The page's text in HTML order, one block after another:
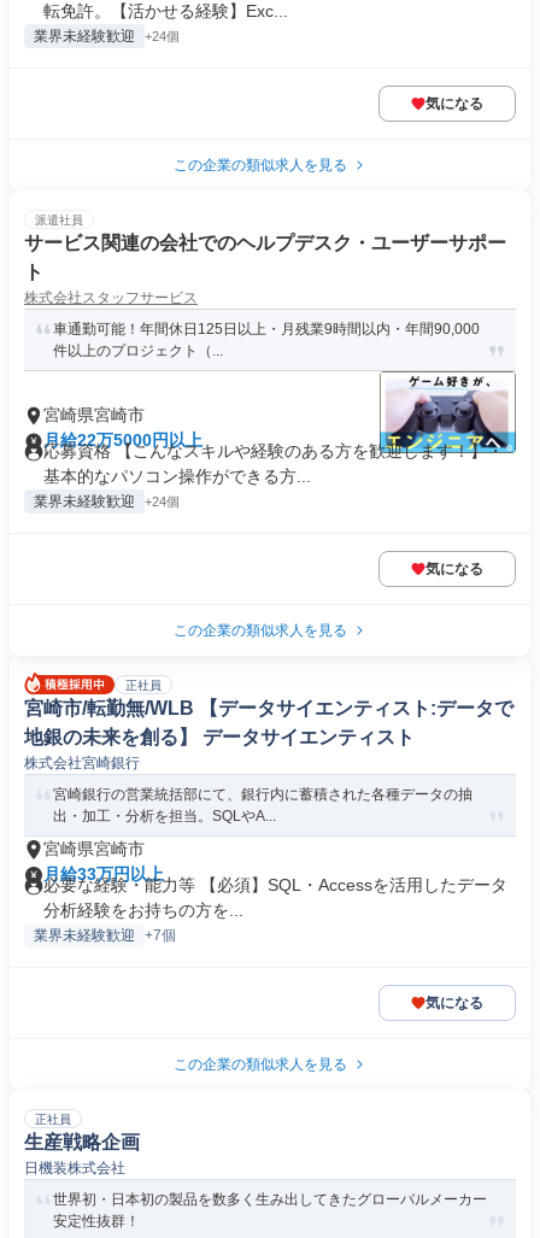
転免許。【活かせる経験】Exc...
業界未経験歓迎 +24個
気になる
この企業の類似求人を見る
派遣社員
サービス関連の会社でのヘルプデスク・ユーザーサポー
ト
株式会社スタッフサービス
車通勤可能！年間休日125日以上・月残業9時間以内・年間90,000
件以上のプロジェクト（...
宮崎県宮崎市
月給22万5000円以上
応募資格 【こんなスキルや経験のある方を歓迎します！】・
基本的なパソコン操作ができる方...
業界未経験歓迎 +24個
気になる
この企業の類似求人を見る
正社員
宮崎市/転勤無/WLB 【データサイエンティスト:データで
地銀の未来を創る】 データサイエンティスト
株式会社宮崎銀行
宮崎銀行の営業統括部にて、銀行内に蓄積された各種データの抽
出・加工・分析を担当。SQLやA...
宮崎県宮崎市
月給33万円以上
必要な経験・能力等 【必須】SQL・Accessを活用したデータ
分析経験をお持ちの方を...
業界未経験歓迎 +7個
気になる
この企業の類似求人を見る
正社員
生産戦略企画
日機装株式会社
世界初・日本初の製品を数多く生み出してきたグローバルメーカー
安定性抜群！